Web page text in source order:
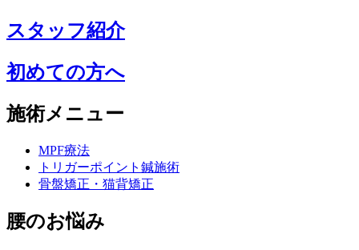
スタッフ紹介
初めての方へ
施術メニュー
MPF療法
トリガーポイント鍼施術
骨盤矯正・猫背矯正
腰のお悩み